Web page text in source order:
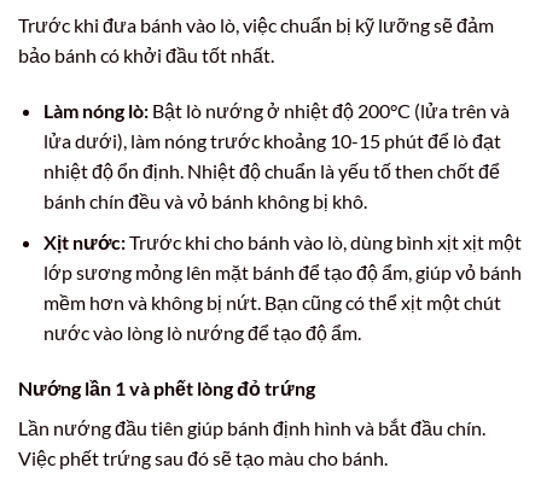
Trước khi đưa bánh vào lò, việc chuẩn bị kỹ lưỡng sẽ đảm
bảo bánh có khởi đầu tốt nhất.
Làm nóng lò:Bật lò nướng ở nhiệt độ 200°C (lửa trên và
lửa dưới), làm nóng trước khoảng 10-15 phút để lò đạt
nhiệt độ ổn định. Nhiệt độ chuẩn là yếu tố then chốt để
bánh chín đều và vỏ bánh không bị khô.
Xịt nước:Trước khi cho bánh vào lò, dùng bình xịt xịt một
lớp sương mỏng lên mặt bánh để tạo độ ẩm, giúp vỏ bánh
mềm hơn và không bị nứt. Bạn cũng có thể xịt một chút
nước vào lòng lò nướng để tạo độ ẩm.
Nướng lần 1 và phết lòng đỏ trứng
Lần nướng đầu tiên giúp bánh định hình và bắt đầu chín.
Việc phết trứng sau đó sẽ tạo màu cho bánh.